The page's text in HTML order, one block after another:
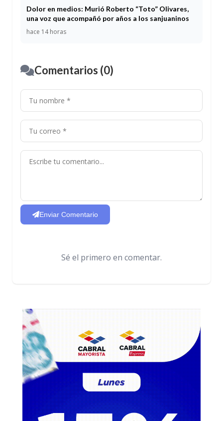
Dolor en medios: Murió Roberto “Toto” Olivares,
una voz que acompañó por años a los sanjuaninos
hace 14 horas
Comentarios (0)
Enviar Comentario
Sé el primero en comentar.